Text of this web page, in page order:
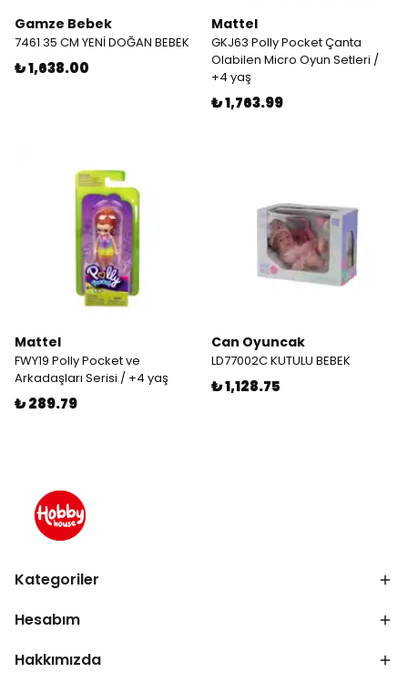
Gamze Bebek
7461 35 CM YENİ DOĞAN BEBEK
₺ 1,638.00
Mattel
GKJ63 Polly Pocket Çanta
Olabilen Micro Oyun Setleri /
+4 yaş
₺ 1,763.99
Mattel
FWY19 Polly Pocket ve
Arkadaşları Serisi / +4 yaş
₺ 289.79
Can Oyuncak
LD77002C KUTULU BEBEK
₺ 1,128.75
Kategoriler
Hesabım
Hakkımızda